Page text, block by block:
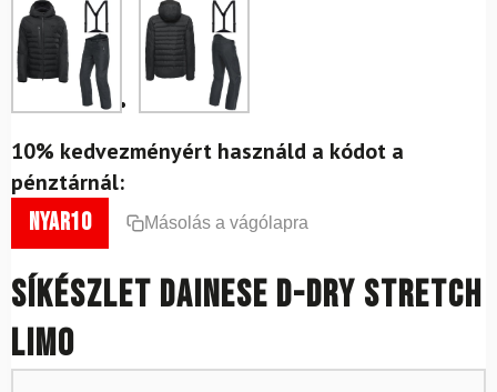
10% kedvezményért használd a kódot a
pénztárnál:
nyar10 Másolás a vágólapra
Síkészlet DAINESE D-Dry Stretch
Limo